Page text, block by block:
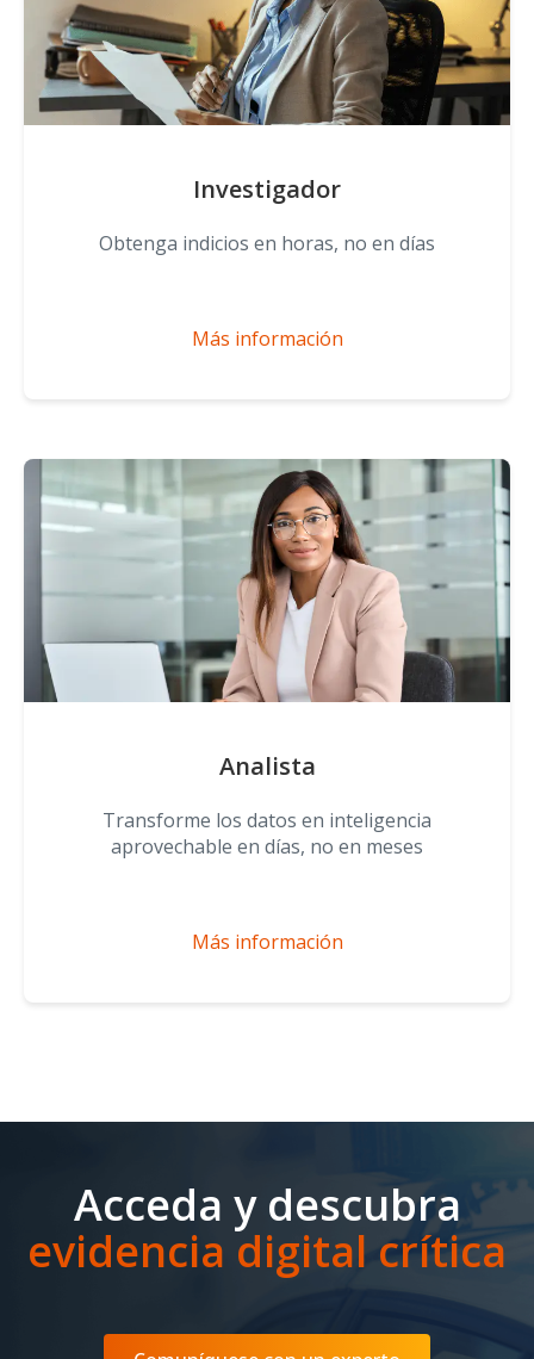
Investigador
Obtenga indicios en horas, no en días
Más información
Analista
Transforme los datos en inteligencia
aprovechable en días, no en meses
Más información
Acceda y descubra
evidencia digital crítica